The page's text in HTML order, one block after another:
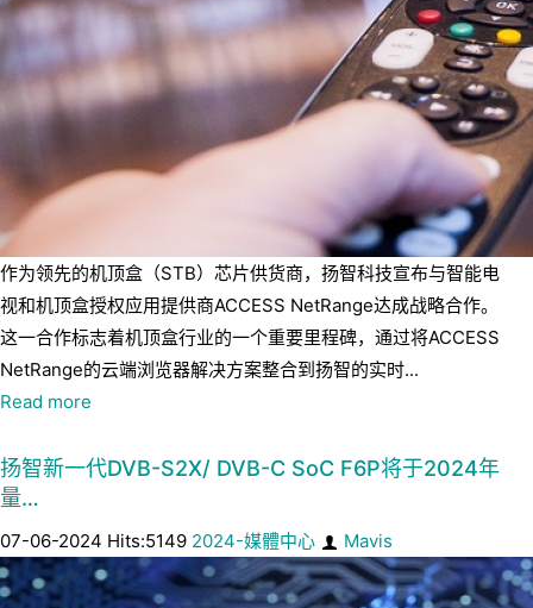
作为领先的机顶盒（STB）芯片供货商，扬智科技宣布与智能电
视和机顶盒授权应用提供商ACCESS NetRange达成战略合作。
这一合作标志着机顶盒行业的一个重要里程碑，通过将ACCESS
NetRange的云端浏览器解决方案整合到扬智的实时...
Read more
扬智新一代DVB-S2X/ DVB-C SoC F6P将于2024年
量…
07-06-2024 Hits:5149 2024-媒體中心 Mavis